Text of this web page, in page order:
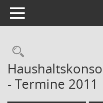
Toggle navigation
- Termine 2011